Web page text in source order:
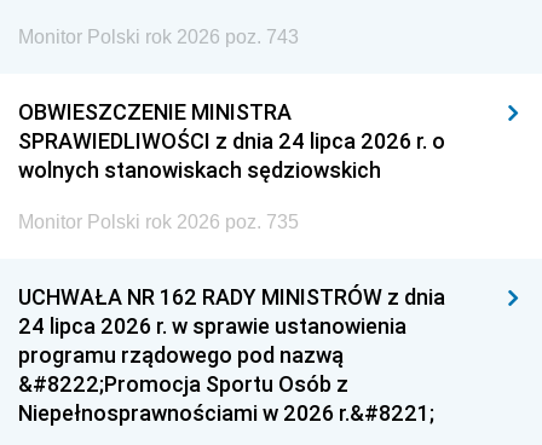
Monitor Polski rok 2026 poz. 743
OBWIESZCZENIE MINISTRA
SPRAWIEDLIWOŚCI z dnia 24 lipca 2026 r. o
wolnych stanowiskach sędziowskich
Monitor Polski rok 2026 poz. 735
UCHWAŁA NR 162 RADY MINISTRÓW z dnia
24 lipca 2026 r. w sprawie ustanowienia
programu rządowego pod nazwą
&#8222;Promocja Sportu Osób z
Niepełnosprawnościami w 2026 r.&#8221;